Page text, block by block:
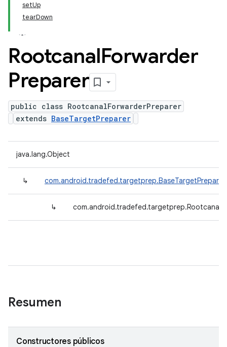
setUp
tearDown
RootcanalForwarder
Preparer
public class RootcanalForwarderPreparer
extends BaseTargetPreparer
java.lang.Object
↳ com.android.tradefed.targetprep.BaseTargetPreparer
↳
Resumen
Constructores públicos